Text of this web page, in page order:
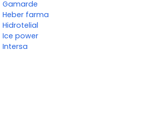
Gamarde
Heber farma
Hidrotelial
Ice power
Intersa